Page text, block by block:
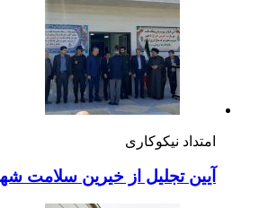
امتداد نیکوکاری
آیین تجلیل از خیرین سلامت